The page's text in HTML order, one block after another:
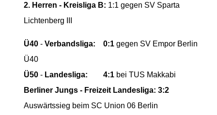
2. Herren - Kreisliga B: 1:1 gegen SV Sparta
Lichtenberg III
Ü40 - Verbandsliga: 0:1 gegen SV Empor Berlin
Ü40
Ü50 - Landesliga: 4:1 bei TUS Makkabi
Berliner Jungs - Freizeit Landesliga: 3:2
Auswärtssieg beim SC Union 06 Berlin